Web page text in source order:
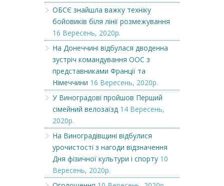
ОБСЄ знайшла важку техніку
бойовиків біля лінії розмежування
16 Вересень, 2020р.
На Донеччині відбулася дводенна
зустріч командування ООС з
представниками Франції та
Німеччини 16 Вересень, 2020р.
У Виноградові пройшов Перший
сімейний велозаїзд 14 Вересень,
2020р.
На Виноградівщині відбулися
урочистості з нагоди відзначення
Дня фізичної культури і спорту 10
Вересень, 2020р.